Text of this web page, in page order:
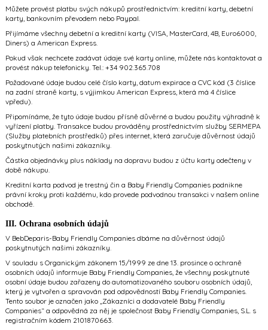
Můžete provést platbu svých nákupů prostřednictvím: kreditní karty, debetní
karty, bankovním převodem nebo Paypal.
Přijímáme všechny debetní a kreditní karty (VISA, MasterCard, 4B, Euro6000,
Diners) a American Express.
Pokud však nechcete zadávat údaje své karty online, můžete nás kontaktovat a
provést nákup telefonicky. Tel.: +34 902.365.708
Požadované údaje budou celé číslo karty, datum expirace a CVC kód (3 číslice
na zadní straně karty, s výjimkou American Express, která má 4 číslice
vpředu).
Připomínáme, že tyto údaje budou přísně důvěrné a budou použity výhradně k
vyřízení platby. Transakce budou prováděny prostřednictvím služby SERMEPA
(Služby platebních prostředků) přes internet, která zaručuje důvěrnost údajů
poskytnutých našimi zákazníky.
Částka objednávky plus náklady na dopravu budou z účtu karty odečteny v
době nákupu.
Kreditní karta podvod je trestný čin a Baby Friendly Companies podnikne
právní kroky proti každému, kdo provede podvodnou transakci v našem online
obchodě.
III. Ochrana osobních údajů
V BebDeparis-Baby Friendly Companies dbáme na důvěrnost údajů
poskytnutých našimi zákazníky.
V souladu s Organickým zákonem 15/1999 ze dne 13. prosince o ochraně
osobních údajů informuje Baby Friendly Companies, že všechny poskytnuté
osobní údaje budou zařazeny do automatizovaného souboru osobních údajů,
který je vytvořen a spravován pod odpovědností Baby Friendly Companies.
Tento soubor je označen jako „Zákazníci a dodavatelé Baby Friendly
Companies“ a odpovědná za něj je společnost Baby Friendly Companies, S.L. s
registračním kódem 2101870663.